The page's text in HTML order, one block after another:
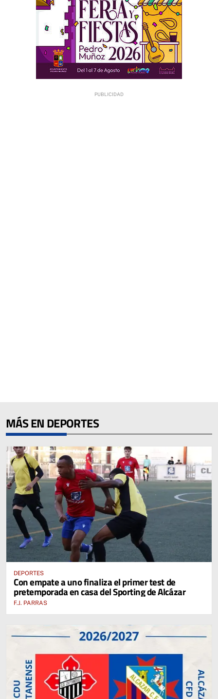
MÁS EN DEPORTES
DEPORTES
Con empate a uno finaliza el primer test de
pretemporada en casa del Sporting de Alcázar
F.J. PARRAS